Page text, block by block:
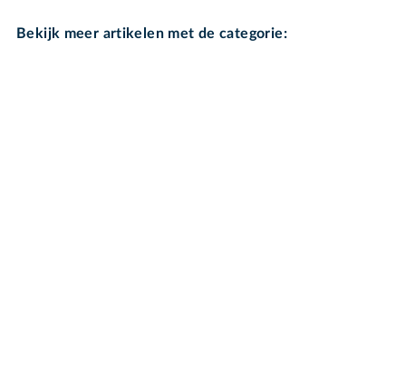
Bekijk meer artikelen met de categorie: